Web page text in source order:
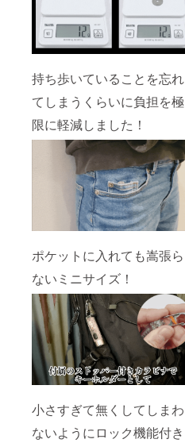
持ち歩いていることを忘れ
てしまうくらいに負担を極
限に軽減しました！
ポケットに入れても嵩張ら
ないミニサイズ！
小さすぎて無くしてしまわ
ないようにロック機能付き